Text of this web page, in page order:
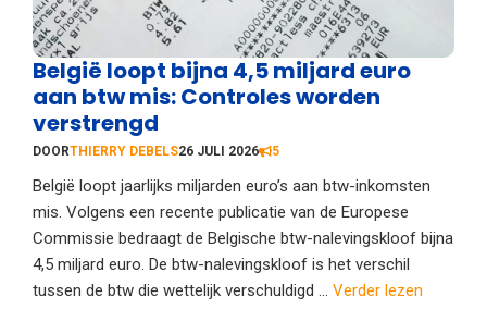
België loopt bijna 4,5 miljard euro
aan btw mis: Controles worden
verstrengd
DOORTHIERRY DEBELS26 JULI 2026 5
België loopt jaarlijks miljarden euro’s aan btw-inkomsten
mis. Volgens een recente publicatie van de Europese
Commissie bedraagt de Belgische btw-nalevingskloof bijna
4,5 miljard euro. De btw-nalevingskloof is het verschil
tussen de btw die wettelijk verschuldigd ... Verder lezen